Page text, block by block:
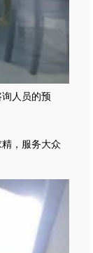
人员的预
，服务大众